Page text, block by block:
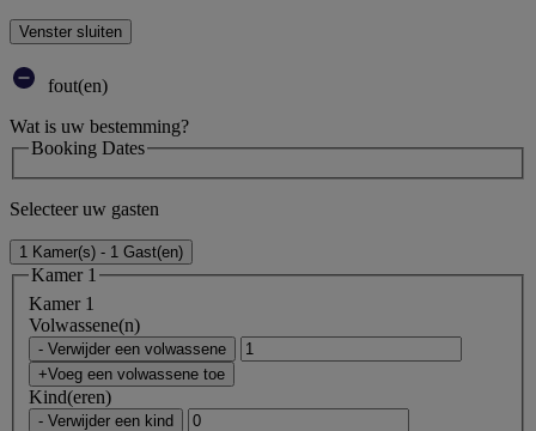
Venster sluiten
fout(en)
Wat is uw bestemming?
Booking Dates
Selecteer uw gasten
1 Kamer(s) - 1 Gast(en)
Kamer 1
Kamer 1
Volwassene(n)
- Verwijder een volwassene
+Voeg een volwassene toe
Kind(eren)
- Verwijder een kind